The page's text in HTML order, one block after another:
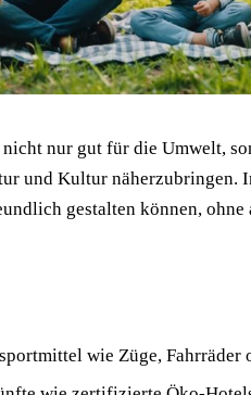
nur gut für die Umwelt,
und Kultur näherzubringen.
gestalten können, ohne
wie Züge,